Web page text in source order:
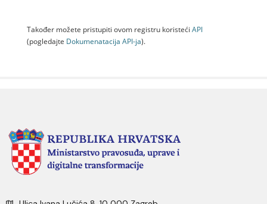
Također možete pristupiti ovom registru koristeći API
(pogledajte Dokumenаtаcijа API-jа).